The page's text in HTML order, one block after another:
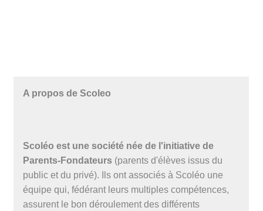
A propos de Scoleo
Scoléo est une société née de l'initiative de
Parents-Fondateurs (parents d'élèves issus du
public et du privé). Ils ont associés à Scoléo une
équipe qui, fédérant leurs multiples compétences,
assurent le bon déroulement des différents